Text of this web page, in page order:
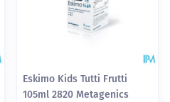
Eskimo Kids Tutti Frutti
105ml 2820 Metagenics